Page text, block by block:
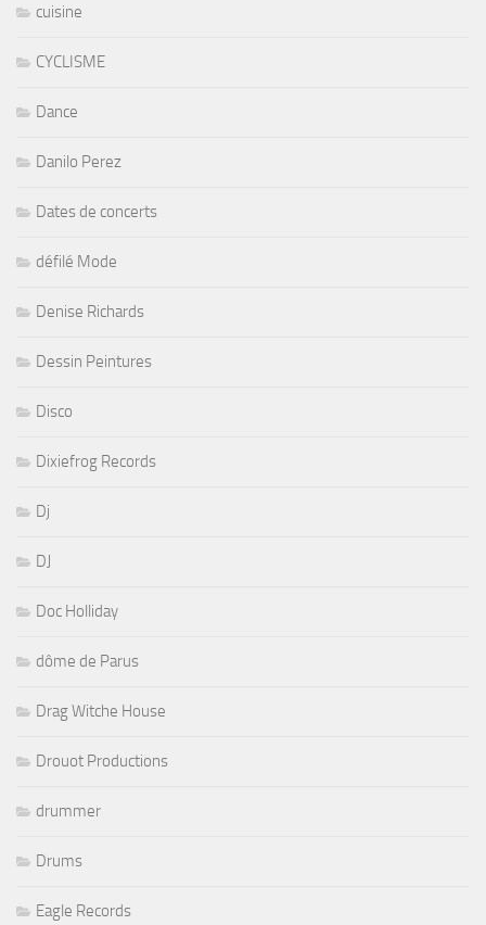
cuisine
CYCLISME
Dance
Danilo Perez
Dates de concerts
défilé Mode
Denise Richards
Dessin Peintures
Disco
Dixiefrog Records
Dj
DJ
Doc Holliday
dôme de Parus
Drag Witche House
Drouot Productions
drummer
Drums
Eagle Records